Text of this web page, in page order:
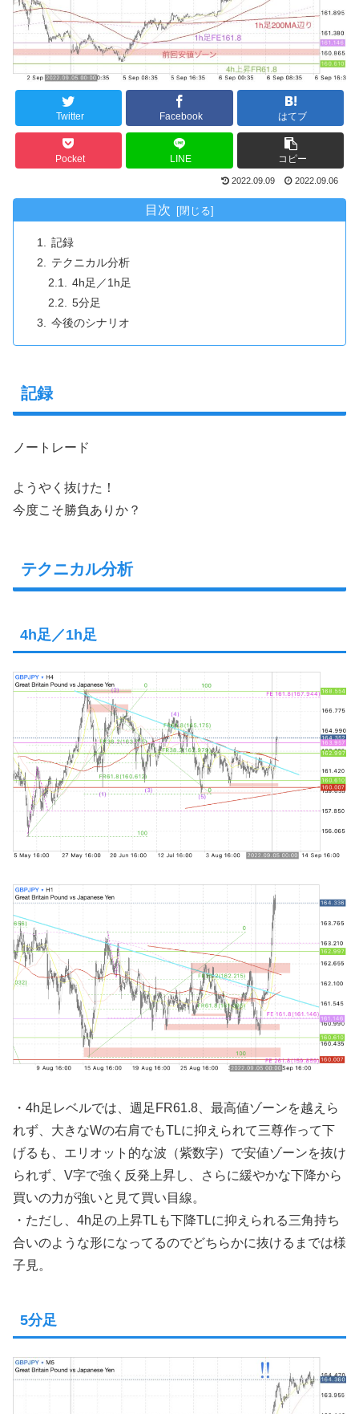
Twitter Facebook はてブ
Pocket LINE コピー
2022.09.09 2022.09.06
目次
記録
テクニカル分析
4h足／1h足
5分足
今後のシナリオ
記録
ノートレード
ようやく抜けた！
今度こそ勝負ありか？
テクニカル分析
4h足／1h足
・4h足レベルでは、週足FR61.8、最高値ゾーンを越えら
れず、大きなWの右肩でもTLに抑えられて三尊作って下
げるも、エリオット的な波（紫数字）で安値ゾーンを抜け
られず、V字で強く反発上昇し、さらに緩やかな下降から
買いの力が強いと見て買い目線。
・ただし、4h足の上昇TLも下降TLに抑えられる三角持ち
合いのような形になってるのでどちらかに抜けるまでは様
子見。
5分足